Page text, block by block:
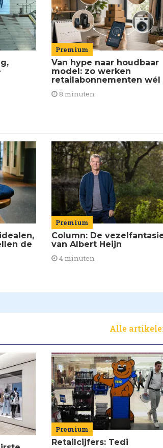
Premium
Van hype naar houdbaar
model: zo werken
retailabonnementen wél
8 minuten
de
Premium
Column: De
van Albert Heijn
4 minuten
Alle
Premium
Retailcijfers: Tedi